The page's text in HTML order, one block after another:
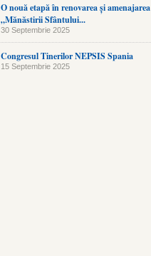
O nouă etapă în renovarea și amenajarea
„Mănăstirii Sfântului...
30 Septembrie 2025
Congresul Tinerilor NEPSIS Spania
15 Septembrie 2025